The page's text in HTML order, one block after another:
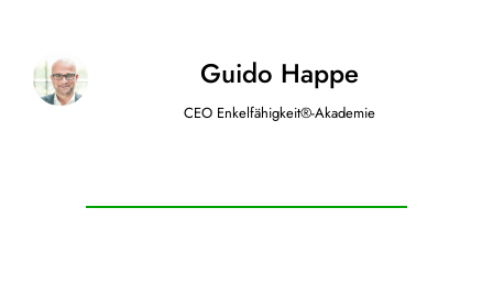
Guido Happe
CEO Enkelfähigkeit®-Akademie